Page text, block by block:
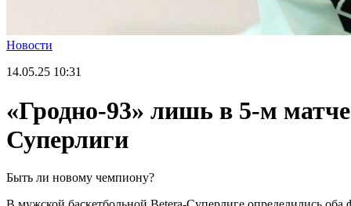
Новости
14.05.25 10:31
«Гродно-93» лишь в 5-м
Суперлиги
Быть ли новому чемпиону?